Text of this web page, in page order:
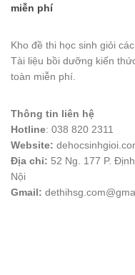
miễn phí
Kho đề thi học sinh giỏi
Tài liệu bồi dưỡng kiến
toàn miễn phí.
Thông tin liên hệ
Hotline: 038 820 2311
Website:
Địa chỉ: 52 Ng. 177 P.
Nội
Gmail: